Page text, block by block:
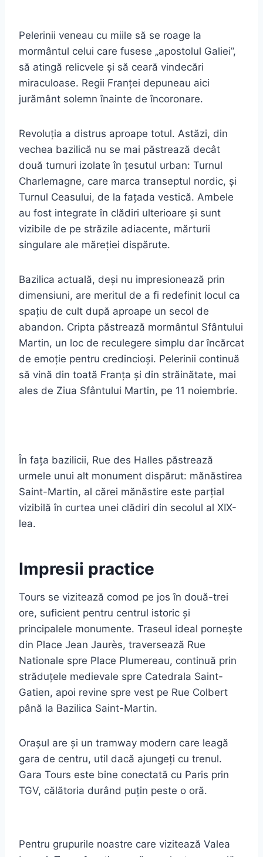
Pelerinii veneau cu miile să se roage la
mormântul celui care fusese „apostolul Galiei”,
să atingă relicvele și să ceară vindecări
miraculoase. Regii Franței depuneau aici
jurământ solemn înainte de încoronare.
Revoluția a distrus aproape totul. Astăzi, din
vechea bazilică nu se mai păstrează decât
două turnuri izolate în țesutul urban: Turnul
Charlemagne, care marca transeptul nordic, și
Turnul Ceasului, de la fațada vestică. Ambele
au fost integrate în clădiri ulterioare și sunt
vizibile de pe străzile adiacente, mărturii
singulare ale măreției dispărute.
Bazilica actuală, deși nu impresionează prin
dimensiuni, are meritul de a fi redefinit locul ca
spațiu de cult după aproape un secol de
abandon. Cripta păstrează mormântul Sfântului
Martin, un loc de reculegere simplu dar încărcat
de emoție pentru credincioși. Pelerinii continuă
să vină din toată Franța și din străinătate, mai
ales de Ziua Sfântului Martin, pe 11 noiembrie.
În fața bazilicii, Rue des Halles păstrează
urmele unui alt monument dispărut: mănăstirea
Saint-Martin, al cărei mănăstire este parțial
vizibilă în curtea unei clădiri din secolul al XIX-
lea.
Impresii practice
Tours se vizitează comod pe jos în două-trei
ore, suficient pentru centrul istoric și
principalele monumente. Traseul ideal pornește
din Place Jean Jaurès, traversează Rue
Nationale spre Place Plumereau, continuă prin
străduțele medievale spre Catedrala Saint-
Gatien, apoi revine spre vest pe Rue Colbert
până la Bazilica Saint-Martin.
Orașul are și un tramway modern care leagă
gara de centru, util dacă ajungeți cu trenul.
Gara Tours este bine conectată cu Paris prin
TGV, călătoria durând puțin peste o oră.
Pentru grupurile noastre care vizitează Valea